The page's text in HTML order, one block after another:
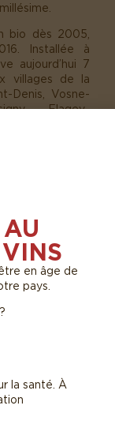
bio dès 2005,
Installée à
aujourd’hui 7
villages de la
Denis, Vosne-
Flagey-
de la terre,
espèces qui
issus
égrappés,
et vibrantes de
en moyenne
finesse de leur
Tremblay,
en âge de
pays.
la santé. À